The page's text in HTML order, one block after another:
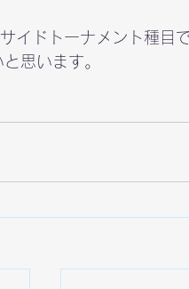
イドトーナメント種目
思います。